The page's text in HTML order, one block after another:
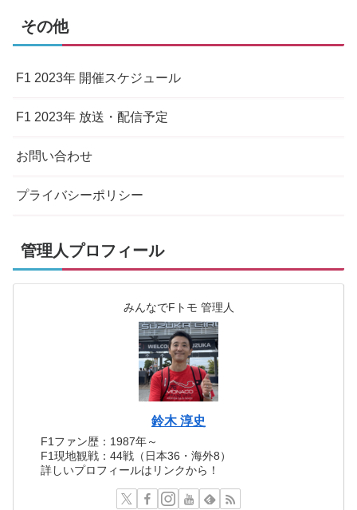
その他
F1 2023年 開催スケジュール
F1 2023年 放送・配信予定
お問い合わせ
プライバシーポリシー
管理人プロフィール
みんなでFトモ 管理人
鈴木 淳史
F1ファン歴：1987年～
F1現地観戦：44戦（日本36・海外8）
詳しいプロフィールはリンクから！